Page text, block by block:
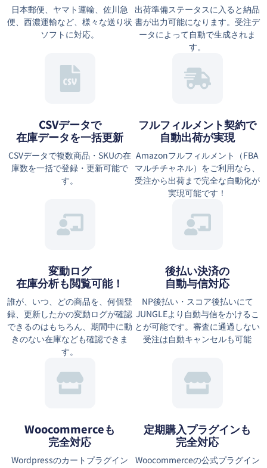
日本郵便、ヤマト運輸、佐川急
便、西濃運輸など、様々な送り状
ソフトに対応。
出荷準備ステータスに入ると納品
書が出力可能になります。受注デ
ータによって自動で生成されま
す。
CSVデータで
在庫データを一括更新
CSVデータで複数商品・SKUの在
庫数を一括で登録・更新可能で
す。
フルフィルメント契約で
自動出荷が実現
Amazonフルフィルメント（FBA
マルチチャネル）をご利用なら、
受注から出荷まで完全な自動化が
実現可能です！
変動ログ
在庫分析も閲覧可能！
誰が、いつ、どの商品を、何個登
録、更新したかの変動ログが確認
できるのはもちろん、期間中に動
きのない在庫なども確認できま
す。
後払い決済の
自動与信対応
NP後払い・スコア後払いにて
JUNGLEより自動与信をかけるこ
とが可能です。審査に通過しない
受注は自動キャンセルも可能
Woocommerceも
完全対応
Wordpressのカートプラグイン
定期購入プラグインも
完全対応
Woocommerceの公式プラグイン